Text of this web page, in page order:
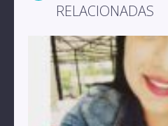
RELACIONADAS